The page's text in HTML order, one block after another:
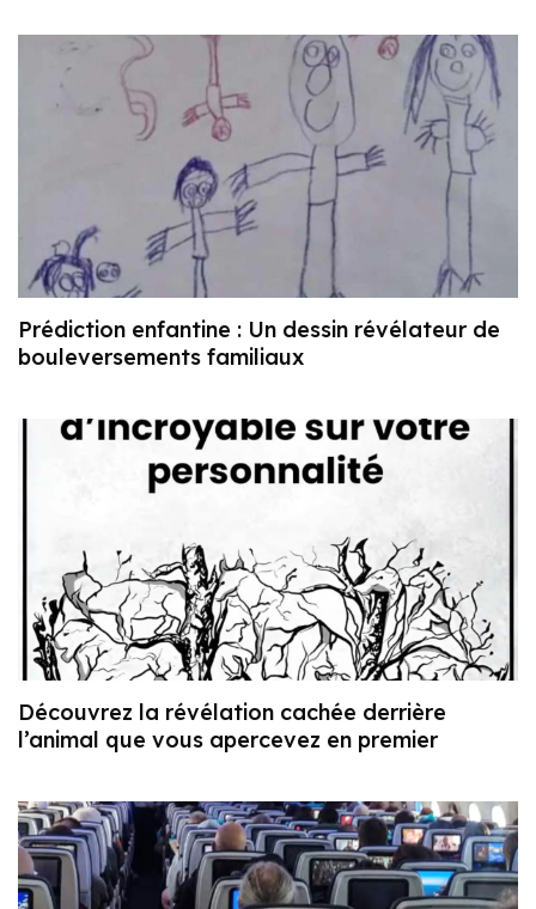
Prédiction enfantine : Un dessin révélateur de
bouleversements familiaux
Découvrez la révélation cachée derrière
l’animal que vous apercevez en premier